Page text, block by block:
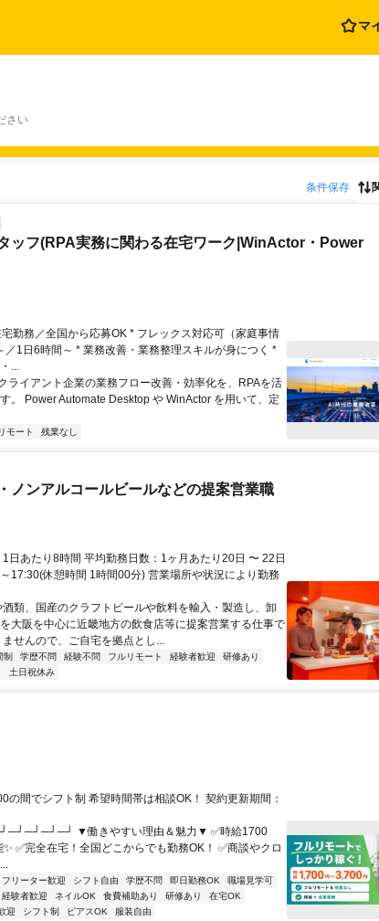
マ
さい
条件保存
ッフ(RPA実務に関わる在宅ワーク|WinActor・Power
勤務／全国から応募OK * フレックス対応可（家庭事情
／1日6時間～ * 業務改善・業務整理スキルが身につく *
...
ライアント企業の業務フロー改善・効率化を、RPAを活
。 Power Automate Desktop や WinActor を用いて、定
モート 残業なし
ノンアルコールビールなどの提案営業職
日あたり8時間 平均勤務日数：1ヶ月あたり20日 〜 22日
17:30(休憩時間 1時間00分) 営業場所や状況により勤務
類、国産のクラフトビールや飲料を輸入・製造し、卸
大阪を中心に近畿地方の飲食店等に提案営業する仕事で
せんので、ご自宅を拠点とし...
制 学歴不問 経験不問 フルリモート 経験者歓迎
研修あり
土日祝休み
の間でシフト制 希望時間帯は相談OK！ 契約更新期間：
▼働きやすい理由＆魅力▼ ✅時給1700
✅完全在宅！全国どこからでも勤務OK！ ✅商談やクロ
フリーター歓迎 シフト自由 学歴不問 即日勤務OK
職場見学可
経験者歓迎 ネイルOK 食費補助あり 研修あり
在宅OK
迎 シフト制 ピアスOK 服装自由